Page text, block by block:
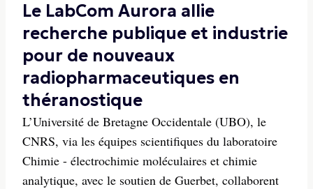
Le LabCom Aurora allie
recherche publique et industrie
pour de nouveaux
radiopharmaceutiques en
théranostique
L’Université de Bretagne Occidentale (UBO), le
CNRS, via les équipes scientifiques du laboratoire
Chimie - électrochimie moléculaires et chimie
analytique, avec le soutien de Guerbet, collaborent